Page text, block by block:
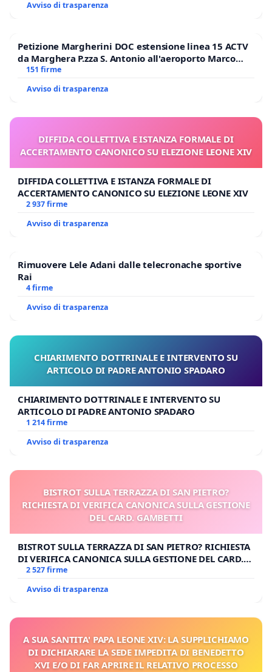
Avviso di trasparenza
Petizione Margherini DOC estensione linea 15 ACTV
da Marghera P.zza S. Antonio all'aeroporto Marco
Polo tariffa a € 1,50
151 firme
Avviso di trasparenza
DIFFIDA COLLETTIVA E ISTANZA FORMALE DI
ACCERTAMENTO CANONICO SU ELEZIONE LEONE XIV
DIFFIDA COLLETTIVA E ISTANZA FORMALE DI
ACCERTAMENTO CANONICO SU ELEZIONE LEONE XIV
2 937 firme
Avviso di trasparenza
Rimuovere Lele Adani dalle telecronache sportive
Rai
4 firme
Avviso di trasparenza
CHIARIMENTO DOTTRINALE E INTERVENTO SU
ARTICOLO DI PADRE ANTONIO SPADARO
CHIARIMENTO DOTTRINALE E INTERVENTO SU
ARTICOLO DI PADRE ANTONIO SPADARO
1 214 firme
Avviso di trasparenza
BISTROT SULLA TERRAZZA DI SAN PIETRO?
RICHIESTA DI VERIFICA CANONICA SULLA GESTIONE
DEL CARD. GAMBETTI
BISTROT SULLA TERRAZZA DI SAN PIETRO? RICHIESTA
DI VERIFICA CANONICA SULLA GESTIONE DEL CARD.
GAMBETTI
2 527 firme
Avviso di trasparenza
A SUA SANTITA' PAPA LEONE XIV: LA SUPPLICHIAMO
DI DICHIARARE LA SEDE IMPEDITA DI BENEDETTO
XVI E/O DI FAR APRIRE IL RELATIVO PROCESSO